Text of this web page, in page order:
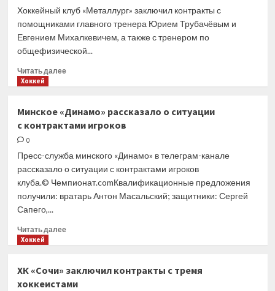
контракта
с ЦСКА
Хоккейный клуб «Металлург» заключил контракты с
помощниками главного тренера Юрием Трубачёвым и
Евгением Михалкевичем, а также с тренером по
общефизической...
Читать далееПрочитать
представил
тренерский
на сезон-2023/2024
Хоккей
Минское «Динамо» рассказало о ситуации
с контрактами игроков
0
Пресс-служба минского «Динамо» в телеграм-канале
рассказало о ситуации с контрактами игроков
клуба.© Чемпионат.comКвалификационные предложения
получили: вратарь Антон Масальский; защитники: Сергей
Сапего,...
Читать далееПрочитать
«Динамо»
рассказало
Хоккей
ХК «Сочи» заключил контракты с тремя
хоккеистами